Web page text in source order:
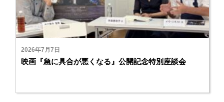
2026年7月7日
映画『急に具合が悪くなる』公開記念特別座談会